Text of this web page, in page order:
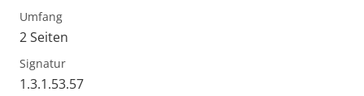
Umfang
2 Seiten
Signatur
1.3.1.53.57